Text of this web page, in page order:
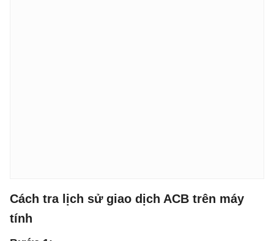
Cách tra lịch sử giao dịch ACB trên máy
tính